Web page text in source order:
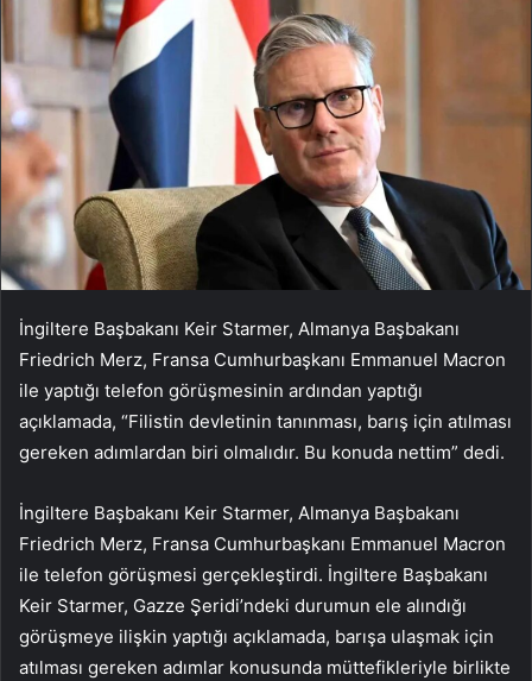
İngiltere Başbakanı Keir Starmer, Almanya Başbakanı
Friedrich Merz, Fransa Cumhurbaşkanı Emmanuel Macron
ile yaptığı telefon görüşmesinin ardından yaptığı
açıklamada, “Filistin devletinin tanınması, barış için atılması
gereken adımlardan biri olmalıdır. Bu konuda nettim” dedi.
İngiltere Başbakanı Keir Starmer, Almanya Başbakanı
Friedrich Merz, Fransa Cumhurbaşkanı Emmanuel Macron
ile telefon görüşmesi gerçekleştirdi. İngiltere Başbakanı
Keir Starmer, Gazze Şeridi’ndeki durumun ele alındığı
görüşmeye ilişkin yaptığı açıklamada, barışa ulaşmak için
atılması gereken adımlar konusunda müttefikleriyle birlikte